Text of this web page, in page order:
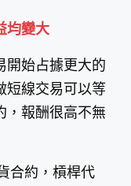
均變大
開始占據更大的
短線交易可以等
，報酬很高不無
合約，槓桿代